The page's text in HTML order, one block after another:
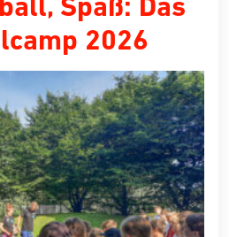
2026